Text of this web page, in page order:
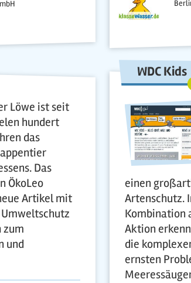
Löwe ist seit
hundert
das
Das
ÖkoLeo
Artikel mit
zum
und
WDC Kids
einen
Artenschutz.
Kombination
Aktion
die
ernsten